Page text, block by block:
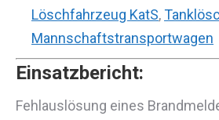
Löschfahrzeug KatS,
Mannschaftstransportwagen
Einsatzbericht:
Fehlauslösung eines